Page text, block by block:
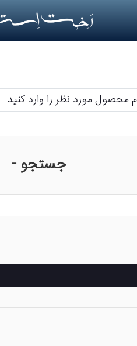
جستجو -